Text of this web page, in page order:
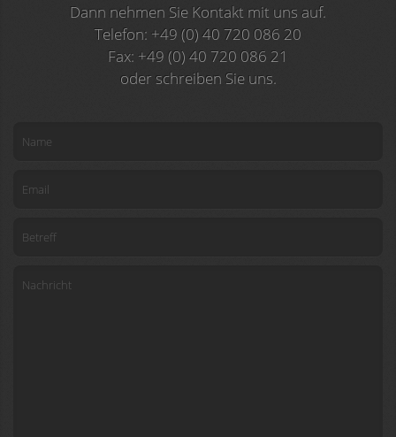
Dann nehmen Sie Kontakt mit uns auf.
Telefon: +49 (0) 40 720 086 20
Fax: +49 (0) 40 720 086 21
oder schreiben Sie uns.